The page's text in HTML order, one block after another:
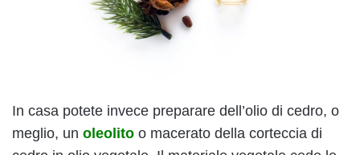
In casa potete invece preparare dell’olio di cedro, o
meglio, un oleolito o macerato della corteccia di